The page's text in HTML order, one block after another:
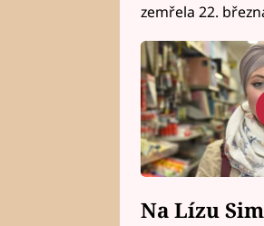
zemřela 22.
Na Lízu